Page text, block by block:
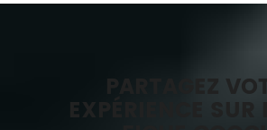
PARTAGEZ
EXPÉRIENCE SUR